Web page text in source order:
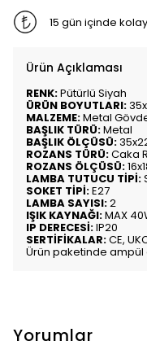
15 gün içinde
Ürün Açıklaması
RENK:Pütürlü Siyah
ÜRÜN BOYUTLARI:
MALZEME:Metal
BAŞLIK TÜRÜ:Metal
BAŞLIK ÖLÇÜSÜ:
ROZANS TÜRÜ:Caka
ROZANS ÖLÇÜSÜ:
LAMBA TUTUCU TİPİ:
SOKET TİPİ:E27
LAMBA SAYISI:2
IŞIK KAYNAĞI:MAX
IP DERECESİ:IP20
SERTİFİKALAR:CE,
Ürün paketinde
Yorumlar